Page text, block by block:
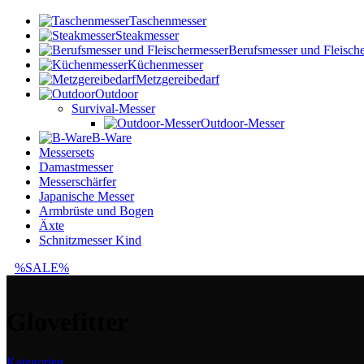
Taschenmesser
Steakmesser
Berufsmesser und
Küchenmesser
Metzgereibedarf
Outdoor
Survival-Messer
Outdoor-Messer
B-Ware
Messersets
Damastmesser
Messerschärfer
Japanische Messer
Armbrüste und Bogen
Äxte
Schnitzmesser Kind
%SALE%